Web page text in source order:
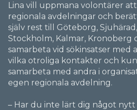
Lina vill uppmana volontärer
regionala avdelningar och
själv rest till Göteborg,
Stockholm, Kalmar, Kronoberg
samarbeta vid sökinsatser med
vilka otroliga kontakter och
samarbeta med andra i
egen regionala avdelning.
– Har du inte lärt dig något